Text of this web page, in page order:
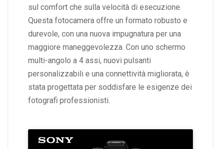
sul comfort che sulla velocità di esecuzione.
Questa fotocamera offre un formato robusto e
durevole, con una nuova impugnatura per una
maggiore maneggevolezza. Con uno schermo
multi-angolo a 4 assi, nuovi pulsanti
personalizzabili e una connettività migliorata, è
stata progettata per soddisfare le esigenze dei
fotografi professionisti.